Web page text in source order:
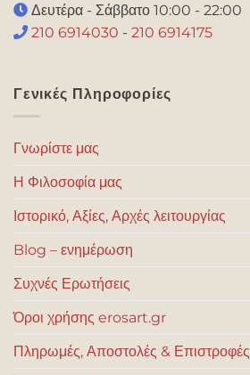
Δευτέρα - Σάββατο 10:00 - 22:00
210 6914030 - 210 6914175
Γενικές Πληροφορίες
Γνωρίστε μας
Η Φιλοσοφία μας
Ιστορικό, Αξίες, Αρχές λειτουργίας
Blog – ενημέρωση
Συχνές Ερωτήσεις
Όροι χρήσης erosart.gr
Πληρωμές, Αποστολές & Επιστροφές